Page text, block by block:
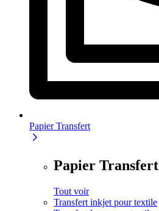
Papier Transfert
Papier Transfert
Tout voir
Transfert inkjet pour textile